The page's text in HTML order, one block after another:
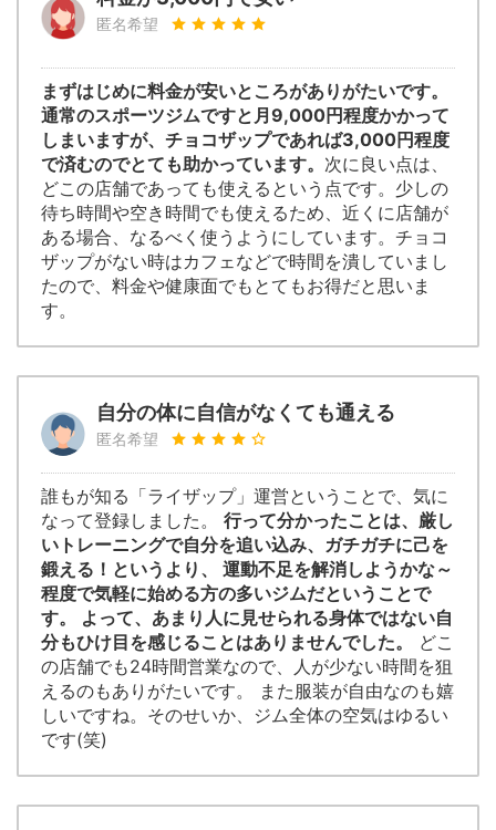
匿名希望
まずはじめに料金が安いところがありがたいです。
通常のスポーツジムですと月9,000円程度かかって
しまいますが、チョコザップであれば3,000円程度
で済むのでとても助かっています。 次に良い点は、
どこの店舗であっても使えるという点です。少しの
待ち時間や空き時間でも使えるため、近くに店舗が
ある場合、なるべく使うようにしています。チョコ
ザップがない時はカフェなどで時間を潰していまし
たので、料金や健康面でもとてもお得だと思いま
す。
自分の体に自信がなくても通える
匿名希望
誰もが知る「ライザップ」運営ということで、気に
なって登録しました。 行って分かったことは、厳し
いトレーニングで自分を追い込み、ガチガチに己を
鍛える！というより、 運動不足を解消しようかな～
程度で気軽に始める方の多いジムだということで
す。 よって、あまり人に見せられる身体ではない自
分もひけ目を感じることはありませんでした。
どこ
の店舗でも24時間営業なので、人が少ない時間を狙
えるのもありがたいです。 また服装が自由なのも嬉
しいですね。そのせいか、ジム全体の空気はゆるい
です(笑)